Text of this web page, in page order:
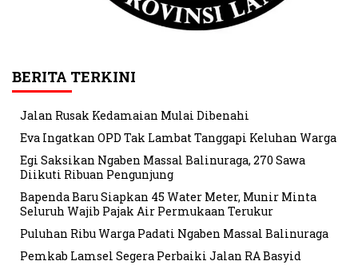
BERITA TERKINI
Jalan Rusak Kedamaian Mulai Dibenahi
Eva Ingatkan OPD Tak Lambat Tanggapi Keluhan Warga
Egi Saksikan Ngaben Massal Balinuraga, 270 Sawa
Diikuti Ribuan Pengunjung
Bapenda Baru Siapkan 45 Water Meter, Munir Minta
Seluruh Wajib Pajak Air Permukaan Terukur
Puluhan Ribu Warga Padati Ngaben Massal Balinuraga
Pemkab Lamsel Segera Perbaiki Jalan RA Basyid